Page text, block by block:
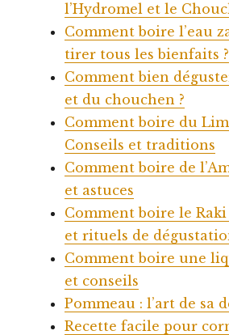
l’Hydromel et le
Comment boire l’eau
tirer tous les bienfaits ?
Comment bien
et du chouchen ?
Comment boire du
Conseils et traditions
Comment boire de
et astuces
Comment boire le Raki
et rituels de
Comment boire une
et conseils
Pommeau : l’art de sa
Recette facile pour